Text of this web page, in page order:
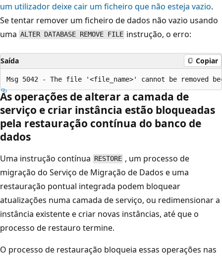
um utilizador deixe cair um ficheiro que não esteja vazio.
Se tentar remover um ficheiro de dados não vazio usando
uma ALTER DATABASE REMOVE FILE instrução, o erro:
Saída Copiar
As operações de alterar a camada de
serviço e criar instância estão bloqueadas
pela restauração contínua do banco de
dados
Uma instrução contínua RESTORE , um processo de
migração do Serviço de Migração de Dados e uma
restauração pontual integrada podem bloquear
atualizações numa camada de serviço, ou redimensionar a
instância existente e criar novas instâncias, até que o
processo de restauro termine.
O processo de restauração bloqueia essas operações nas